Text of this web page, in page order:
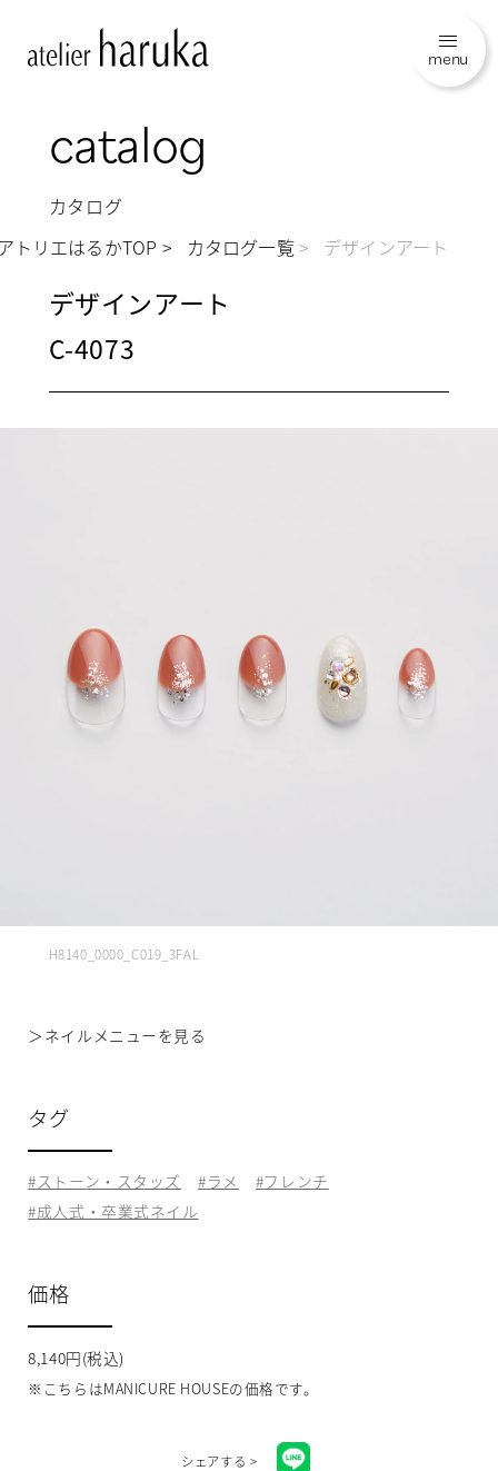
menu
catalog
カタログ
トリエはるかTOP
カタログ一覧 デザインアート
デザインアート
C-4073
H8140_0000_C019_3FAL
＞ ネイルメニューを見る
タグ
ストーン・スタッズ ラメ
フレンチ
成人式・卒業式ネイル
価格
8,140円(税込)
※こちらはMANICURE HOUSEの価格です。
シェアする >